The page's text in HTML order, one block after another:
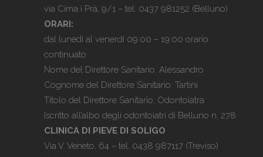
via Cima i Prà, 9/1 – tel. 0437 981252 (Belluno)
ORARI:
dal lunedì al venerdì 09:00 – 19:00 orario
continuato
Nome del Direttore Sanitario: Alessandro
Cognome del Direttore Sanitario: Tartini
Titolo del Direttore Sanitario: Odontoiatra
Iscritto all’albo degli odontoiatri di Belluno n. 278
CLINICA DI PIEVE DI SOLIGO
Via V. Veneto, 64 – tel. 0438 987117 (Treviso)